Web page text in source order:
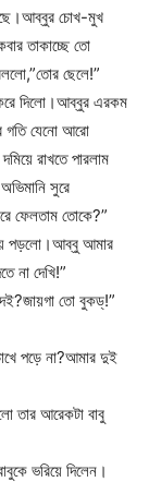
চোখ-মুখ
তাকাচ্ছে তো
ছেলে!”
দিলো।আব্বুর এরকম
গতি যেনো আরো
রাখতে পারলাম
সুরে
ফেলতাম তোকে?”
পড়লো।আব্বু আমার
না দেখি!”
তো বুকড্!”
পড়ে না?আমার দুই
তার আরেকটা বাবু
ভরিয়ে দিলেন।